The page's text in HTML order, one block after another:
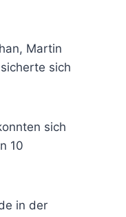
Martin
sich
sich
10
in der